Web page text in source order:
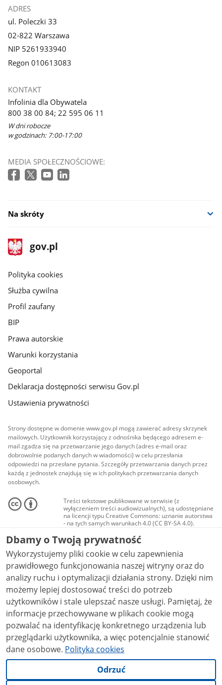
ADRES
ul. Poleczki 33
02-822 Warszawa
NIP 5261933940
Regon 010613083
KONTAKT
Infolinia dla Obywatela
800 38 00 84; 22 595 06 11
W dni robocze
w godzinach: 7:00-17:00
MEDIA SPOŁECZNOŚCIOWE:
Na skróty
stopka
gov.pl
Strona
gov.pl
gov.pl
Polityka cookies
Służba cywilna
Profil zaufany
BIP
Prawa autorskie
Warunki korzystania
Geoportal
Deklaracja dostępności serwisu Gov.pl
Ustawienia prywatności
Strony dostępne w domenie www.gov.pl mogą zawierać adresy skrzynek
mailowych. Użytkownik korzystający z odnośnika będącego adresem e-
mail zgadza się na przetwarzanie jego danych (adres e-mail oraz
dobrowolnie podanych danych w wiadomości) w celu przesłania
odpowiedzi na przesłane pytania. Szczegóły przetwarzania danych przez
każdą z jednostek znajdują się w ich politykach przetwarzania danych
osobowych.
Treści tekstowe publikowane w serwisie (z
wyłączeniem treści audiowizualnych), są udostępniane
na licencji typu Creative Commons: uznanie autorstwa
- na tych samych warunkach 4.0 (CC BY-SA 4.0).
Materiały audiowizualne, w tym zdjęcia, materiały
audio i wideo, są udostępniane na licencji typu
Creative Commons: uznanie autorstwa użycie
niekomercyjne - bez utworów zależnych 4.0 (CC BY-
NC-ND 4.0), o ile nie jest to stwierdzone inaczej.
Dbamy o Twoją prywatność
Wykorzystujemy pliki cookie w celu zapewnienia
prawidłowego funkcjonowania naszej witryny oraz do
analizy ruchu i optymalizacji działania strony. Dzięki nim
możemy lepiej dostosować treści do potrzeb
użytkowników i stale ulepszać nasze usługi. Pamiętaj, że
informacje przechowywane w plikach cookie mogą
pozwalać na identyfikację konkretnego urządzenia lub
przeglądarki użytkownika, a więc potencjalnie stanowić
dane osobowe. Polityka cookies
Odrzuć